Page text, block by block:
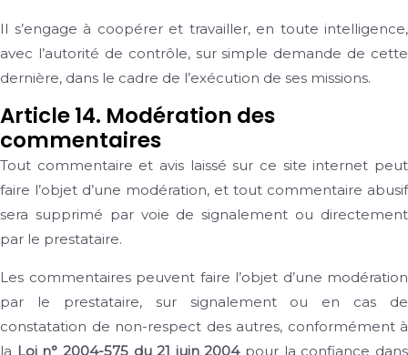
Il s’engage à coopérer et travailler, en toute intelligence,
avec l’autorité de contrôle, sur simple demande de cette
dernière, dans le cadre de l’exécution de ses missions.
Article 14. Modération des
commentaires
Tout commentaire et avis laissé sur ce site internet peut
faire l’objet d’une modération, et tout commentaire abusif
sera supprimé par voie de signalement ou directement
par le prestataire.
Les commentaires peuvent faire l’objet d’une modération
par le prestataire, sur signalement ou en cas de
constatation de non-respect des autres, conformément à
la Loi n° 2004-575 du 21 juin 2004 pour la confiance dans